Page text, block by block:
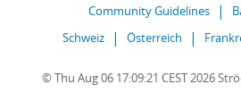
Community Guidelines
Schweiz
Österreich
© Thu Aug 06 17:09:21 CEST 2026